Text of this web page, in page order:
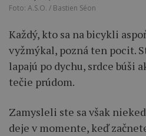
Foto: A.S.O. / Bastien Séon
Každý, kto sa na bicykli
vyžmýkal, pozná ten pocit.
lapajú po dychu, srdce búši
tečie prúdom.
Zamysleli ste sa však
deje v momente, keď